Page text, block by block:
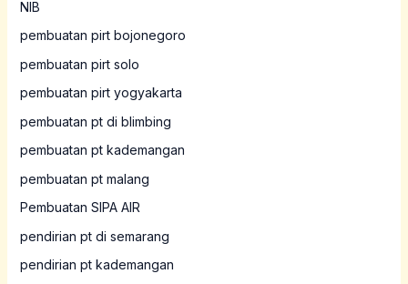
NIB
pembuatan pirt bojonegoro
pembuatan pirt solo
pembuatan pirt yogyakarta
pembuatan pt di blimbing
pembuatan pt kademangan
pembuatan pt malang
Pembuatan SIPA AIR
pendirian pt di semarang
pendirian pt kademangan